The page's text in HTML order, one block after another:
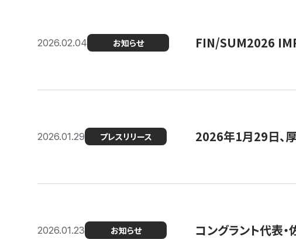
2026.02.04 お知らせ FIN/SUM2026
2026.01.29 プレスリリース 2026年1月29日、
2026.01.23 お知らせ コングラント代表・